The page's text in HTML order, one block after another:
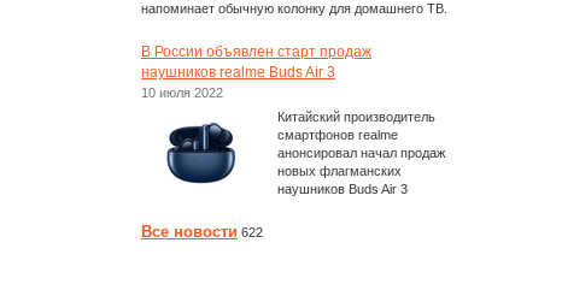
напоминает обычную колонку для домашнего ТВ.
В России объявлен старт продаж
наушников realme Buds Air 3
10 июля 2022
Китайский производитель
смартфонов realme
анонсировал начал продаж
новых флагманских
наушников Buds Air 3
Все новости 622